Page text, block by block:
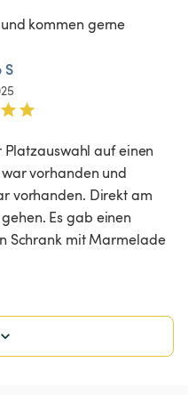
kommen gerne
S
auf einen
vorhanden und
vorhanden. Direkt am
Es gab einen
Schrank mit Marmelade